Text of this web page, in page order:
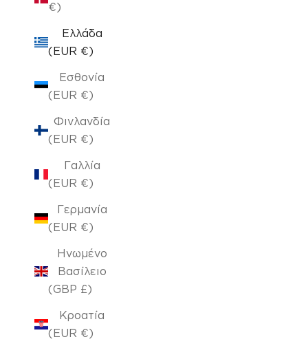
€)
Ελλάδα
(EUR €)
Εσθονία
(EUR €)
Φινλανδία
(EUR €)
Γαλλία
(EUR €)
Γερμανία
(EUR €)
Ηνωμένο
Βασίλειο
(GBP £)
Κροατία
(EUR €)